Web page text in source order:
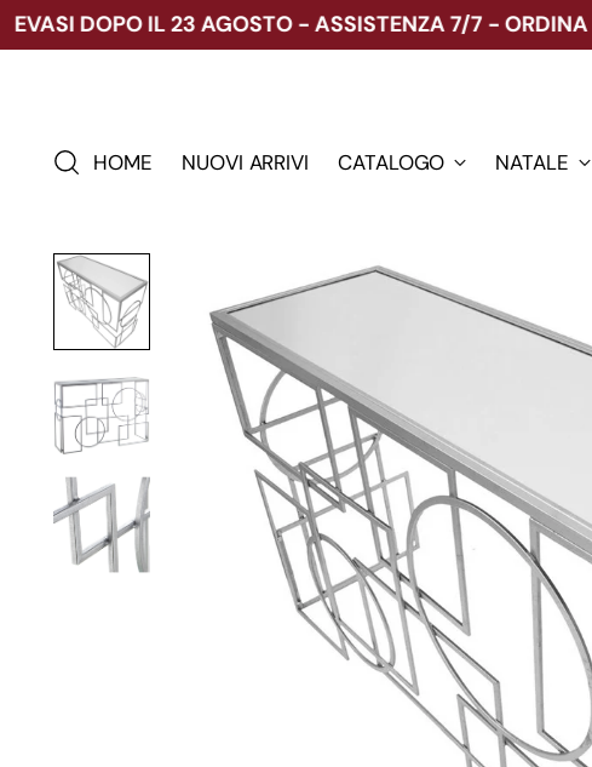
DOPO IL 23 AGOSTO - ASSISTENZA 7/7 - ORDINA ORA
HOME NUOVI ARRIVI CATALOGO NATALE